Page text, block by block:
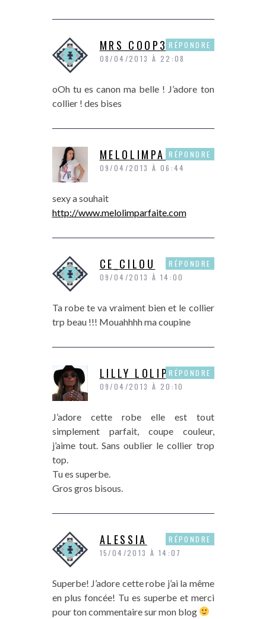
MRS COOP3R
08/04/2013 À 22:08
oOh tu es canon ma belle ! J’adore ton
collier ! des bises
RÉPONDRE
MELOLIMPARFAITE
09/04/2013 À 06:44
sexy a souhait
http://www.melolimparfaite.com
RÉPONDRE
CE_CILOU
09/04/2013 À 14:00
Ta robe te va vraiment bien et le collier
trp beau !!! Mouahhhh ma coupine
RÉPONDRE
LILLY LOLIPOPS
09/04/2013 À 20:10
J’adore cette robe elle est tout
simplement parfait, coupe couleur,
j’aime tout. Sans oublier le collier trop
top.
Tu es superbe.
Gros gros bisous.
RÉPONDRE
ALESSIA
15/04/2013 À 14:07
Superbe! J’adore cette robe j’ai la même
en plus foncée! Tu es superbe et merci
pour ton commentaire sur mon blog
RÉPONDRE